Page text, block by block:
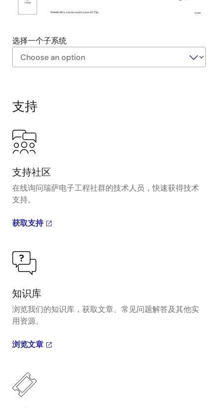
*RA4M1 MCU can be usedin case of CTSU
+ GUI
EU209
选择一个子系统
Diagram
支持
支持社区
在线询问瑞萨电子工程社群的技术人员，快速获得技术
支持。
获取支持
知识库
浏览我们的知识库，获取文章、常见问题解答及其他实
用资源。
浏览文章